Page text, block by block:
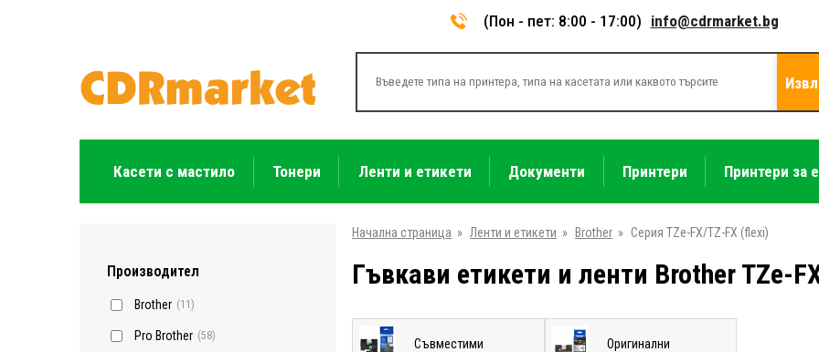
(Пон - пет: 8:00 - 17:00) info@cdrmarket.bg
Касети с мастило Тонери Ленти и етикети Документи Принтери Принтери за
Производител
Brother (11)
Pro Brother (58)
Начална страница » Ленти и етикети » Brother » Серия TZe-FX/TZ-FX (flexi)
Гъвкави етикети и ленти Brother TZe-
Съвместими Оригинални